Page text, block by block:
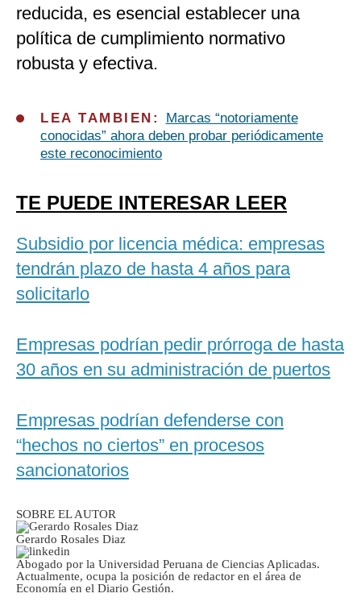
reducida, es esencial establecer una
política de cumplimiento normativo
robusta y efectiva.
LEA TAMBIEN:
Marcas “notoriamente
conocidas” ahora deben probar periódicamente
este reconocimiento
TE PUEDE INTERESAR LEER
Subsidio por licencia médica: empresas
tendrán plazo de hasta 4 años para
solicitarlo
Empresas podrían pedir prórroga de hasta
30 años en su administración de puertos
Empresas podrían defenderse con
“hechos no ciertos” en procesos
sancionatorios
SOBRE EL AUTOR
Gerardo Rosales Diaz
Abogado por la Universidad Peruana de Ciencias Aplicadas.
Actualmente, ocupa la posición de redactor en el área de
Economía en el Diario Gestión.